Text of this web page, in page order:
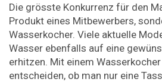
Die grösste Konkurrenz für den
Produkt eines Mitbewerbers,
Wasserkocher. Viele aktuelle
Wasser ebenfalls auf eine
erhitzen. Mit einem
entscheiden, ob man nur eine